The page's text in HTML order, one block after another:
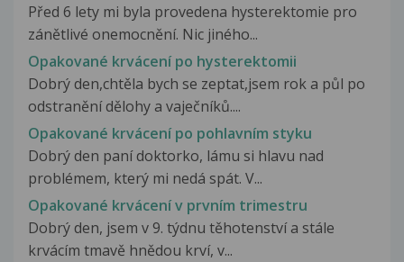
Před 6 lety mi byla provedena hysterektomie pro
zánětlivé onemocnění. Nic jiného...
Opakované krvácení po hysterektomii
Dobrý den,chtěla bych se zeptat,jsem rok a půl po
odstranění dělohy a vaječníků....
Opakované krvácení po pohlavním styku
Dobrý den paní doktorko, lámu si hlavu nad
problémem, který mi nedá spát. V...
Opakované krvácení v prvním trimestru
Dobrý den, jsem v 9. týdnu těhotenství a stále
krvácím tmavě hnědou krví, v...